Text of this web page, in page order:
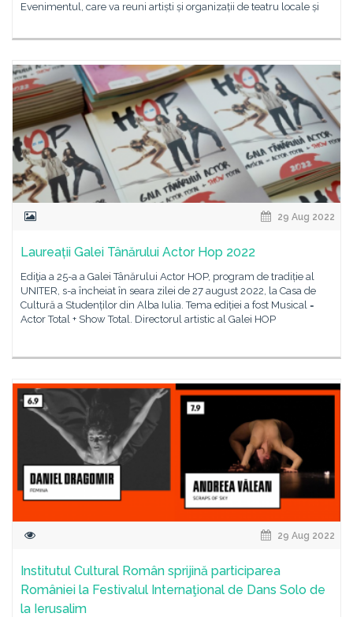
Evenimentul, care va reuni artiști și organizații de teatru locale și
29 Aug 2022
Laureații Galei Tânărului Actor Hop 2022
Ediţia a 25-a a Galei Tânărului Actor HOP, program de tradiție al
UNITER, s-a încheiat în seara zilei de 27 august 2022, la Casa de
Cultură a Studenților din Alba Iulia. Tema ediției a fost Musical =
Actor Total + Show Total. Directorul artistic al Galei HOP
29 Aug 2022
Institutul Cultural Român sprijină participarea
României la Festivalul Internaţional de Dans Solo de
la Ierusalim